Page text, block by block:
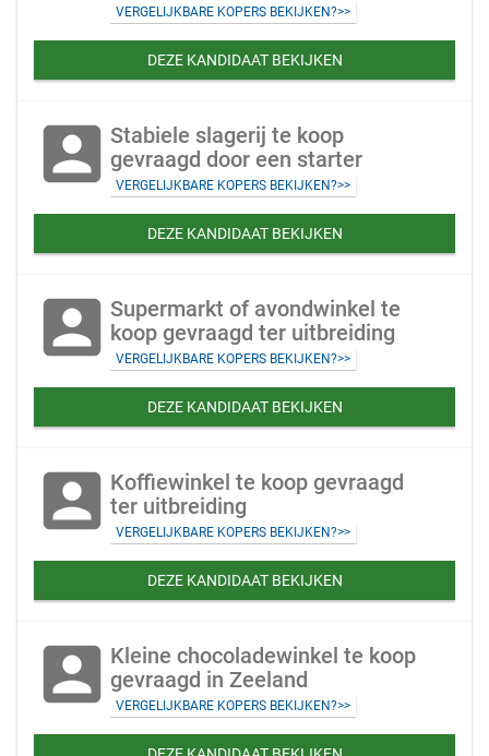
VERGELIJKBARE KOPERS BEKIJKEN?>>
DEZE KANDIDAAT BEKIJKEN
account_box Stabiele slagerij te koop
gevraagd door een starter
VERGELIJKBARE KOPERS BEKIJKEN?>>
DEZE KANDIDAAT BEKIJKEN
account_box Supermarkt of avondwinkel te
koop gevraagd ter uitbreiding
VERGELIJKBARE KOPERS BEKIJKEN?>>
DEZE KANDIDAAT BEKIJKEN
account_box Koffiewinkel te koop gevraagd
ter uitbreiding
VERGELIJKBARE KOPERS BEKIJKEN?>>
DEZE KANDIDAAT BEKIJKEN
account_box Kleine chocoladewinkel te koop
gevraagd in Zeeland
VERGELIJKBARE KOPERS BEKIJKEN?>>